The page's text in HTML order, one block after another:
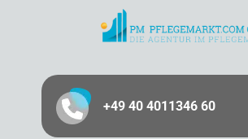
+49 40 4011346 60